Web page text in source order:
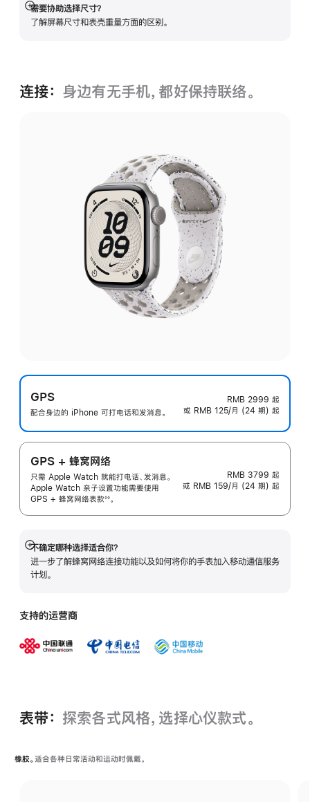
需要协助选择尺寸？
了解屏幕尺寸和表壳重量方面的区别。
展
开
连接： 身边有无手机，都好保持联络。
GPS
配合身边的 iPhone 可打电话和发消息。
RMB 2999 起
或 RMB 125/月 (24 期) 起
GPS + 蜂窝网络
只需 Apple Watch 就能打电话、发消息。
Apple Watch 亲子设置功能需要使用
GPS + 蜂窝网络表款◊◊。
RMB 3799 起
或 RMB 159/月 (24 期) 起
不确定哪种选择适合你？
进一步了解蜂窝网络连接功能以及如何将你的手表加入移动通信服务
计划。
展
开
支持的运营商
表带： 探索各式风格，选择心仪款式。
橡胶。 适合各种日常活动和运动时佩戴。